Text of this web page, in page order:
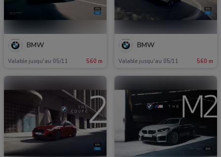
BMW
Valable jusqu'au 05/11 560 m
BMW
Valable jusqu'au 05/11 560 m